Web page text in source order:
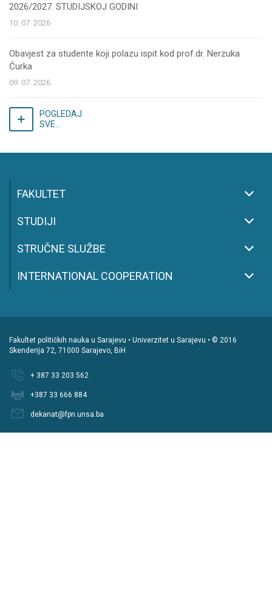
2026/2027. STUDIJSKOJ GODINI
10. 07. 2026.
Obavjest za studente koji polazu ispit kod prof.dr. Nerzuka
Ćurka
09. 07. 2026.
POGLEDAJ
SVE...
FAKULTET
STUDIJI
STRUČNE SLUŽBE
INTERNATIONAL COOPERATION
Fakultet političkih nauka u Sarajevu • Univerzitet u Sarajevu • © 2016
Skenderija 72, 71000 Sarajevo, BiH
+ 387 33 203 562
+387 33 666 884
dekanat@fpn.unsa.ba